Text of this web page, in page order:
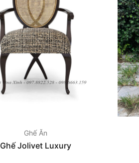
Ghế Ăn
Ghế Jolivet Luxury